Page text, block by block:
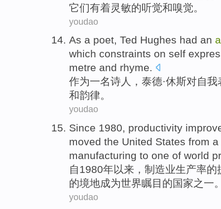
它们有着灵敏的听觉和嗅觉。
youdao
As a poet, Ted Hughes had an
which constraints on self
metre and rhyme.
作为一名诗人 ， 泰德·休斯对自我
和韵律。
youdao
Since 1980, productivity
moved the United States from a
manufacturing to one of world
自1980年以来， 制造业生产率的
的境地成为世界瞩目 的国家之一
youdao